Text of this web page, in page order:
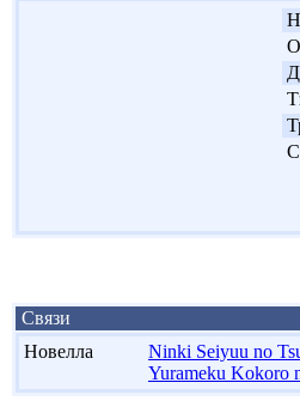
Связи
Новелла
Ninki Seiyuu no
Yurameku Kokoro